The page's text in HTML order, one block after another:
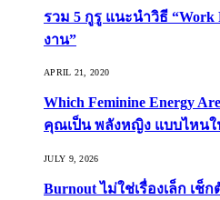
รวม 5 กูรู แนะนำวิธี “Work
งาน”
APRIL 21, 2020
Which Feminine Energy
คุณเป็น พลังหญิง แบบไหนใ
JULY 9, 2026
Burnout ไม่ใช่เรื่องเล็ก เช็